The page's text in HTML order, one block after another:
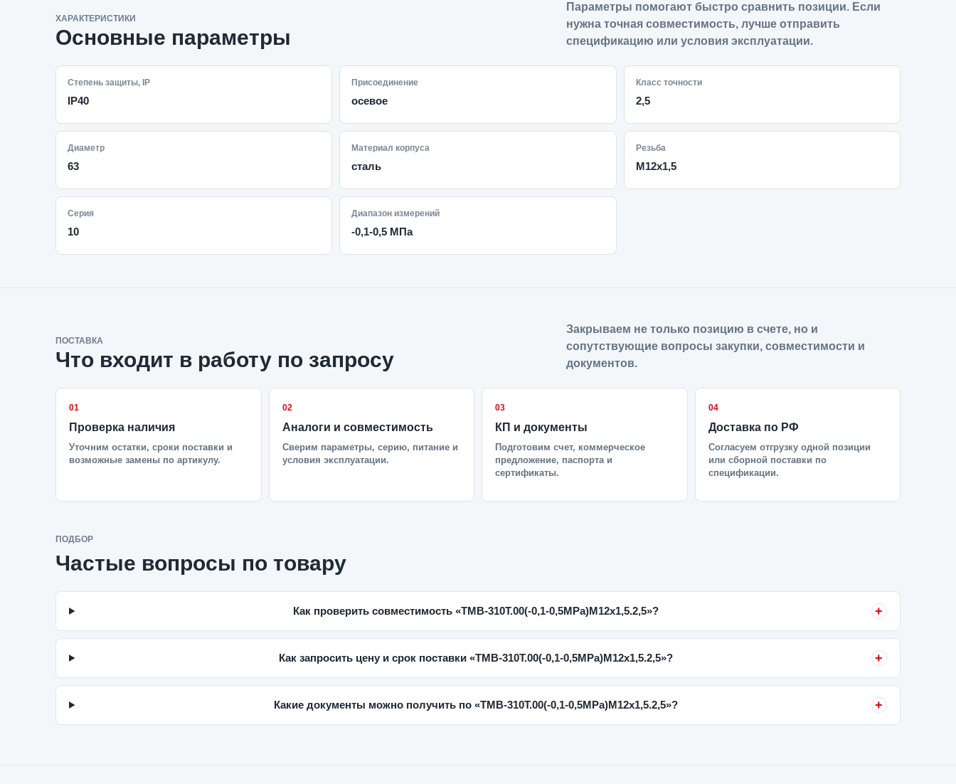
ХАРАКТЕРИСТИКИ
Основные параметры
Параметры помогают быстро сравнить позиции. Если
нужна точная совместимость, лучше отправить
спецификацию или условия эксплуатации.
Степень защиты, IP
IP40
Присоединение
осевое
Класс точности
2,5
Диаметр
63
Материал корпуса
сталь
Резьба
M12x1,5
Серия
10
Диапазон измерений
-0,1-0,5 МПа
ПОСТАВКА
Что входит в работу по запросу
Закрываем не только позицию в счете, но и
сопутствующие вопросы закупки, совместимости и
документов.
01
Проверка наличия
Уточним остатки, сроки поставки и
возможные замены по артикулу.
02
Аналоги и совместимость
Сверим параметры, серию, питание и
условия эксплуатации.
03
КП и документы
Подготовим счет, коммерческое
предложение, паспорта и
сертификаты.
04
Доставка по РФ
Согласуем отгрузку одной позиции
или сборной поставки по
спецификации.
ПОДБОР
Частые вопросы по товару
Как проверить совместимость «ТМВ-310Т.00(-0,1-0,5MPa)M12x1,5.2,5»?
Как запросить цену и срок поставки «ТМВ-310Т.00(-0,1-0,5MPa)M12x1,5.2,5»?
Какие документы можно получить по «ТМВ-310Т.00(-0,1-0,5MPa)M12x1,5.2,5»?